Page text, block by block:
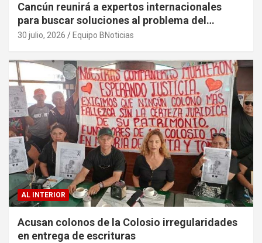
Cancún reunirá a expertos internacionales
para buscar soluciones al problema del
sargazo
30 julio, 2026 Equipo BNoticias
AL INTERIOR
Acusan colonos de la Colosio irregularidades
en entrega de escrituras